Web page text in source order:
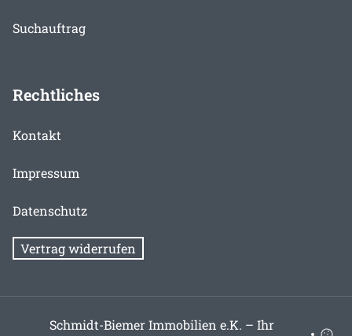
Suchauftrag
Rechtliches
Kontakt
Impressum
Datenschutz
Vertrag widerrufen
Schmidt-Biemer Immobilien e.K. – Ihr